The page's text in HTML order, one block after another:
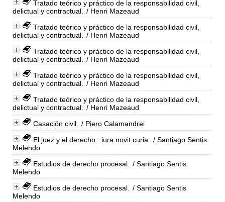
Tratado teórico y práctico de la responsabilidad civil,
delictual y contractual.
/ Henri Mazeaud
Tratado teórico y práctico de la responsabilidad civil,
delictual y contractual.
/ Henri Mazeaud
Tratado teórico y práctico de la responsabilidad civil,
delictual y contractual.
/ Henri Mazeaud
Tratado teórico y práctico de la responsabilidad civil,
delictual y contractual.
/ Henri Mazeaud
Tratado teórico y práctico de la responsabilidad civil,
delictual y contractual.
/ Henri Mazeaud
Casación civil.
/ Piero Calamandrei
El juez y el derecho : iura novit curia.
/ Santiago Sentis
Melendo
Estudios de derecho procesal.
/ Santiago Sentis
Melendo
Estudios de derecho procesal.
/ Santiago Sentis
Melendo